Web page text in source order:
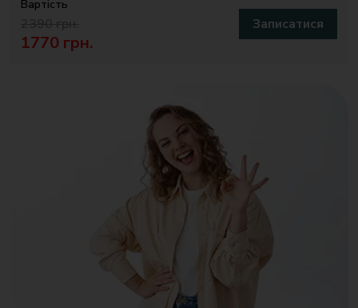
Вартість
1770 грн.
Записатися